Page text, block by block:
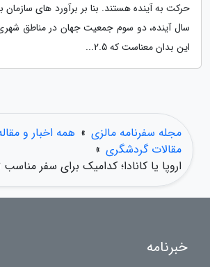
سال آینده، دو سوم جمعیت جهان در مناطق
این بدان معناست که 2.5...
مجله سفرنامه مالزی » همه اخبار و
مقالات گردشگری »
اروپا یا کانادا؛ کدامیک برای سفر
خبرنامه